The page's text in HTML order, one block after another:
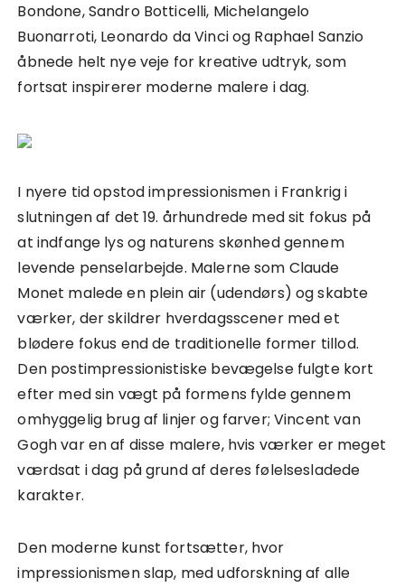
Bondone, Sandro Botticelli, Michelangelo
Buonarroti, Leonardo da Vinci og Raphael Sanzio
åbnede helt nye veje for kreative udtryk, som
fortsat inspirerer moderne malere i dag.
I nyere tid opstod impressionismen i Frankrig i
slutningen af det 19. århundrede med sit fokus på
at indfange lys og naturens skønhed gennem
levende penselarbejde. Malerne som Claude
Monet malede en plein air (udendørs) og skabte
værker, der skildrer hverdagsscener med et
blødere fokus end de traditionelle former tillod.
Den postimpressionistiske bevægelse fulgte kort
efter med sin vægt på formens fylde gennem
omhyggelig brug af linjer og farver; Vincent van
Gogh var en af disse malere, hvis værker er meget
værdsat i dag på grund af deres følelsesladede
karakter.
Den moderne kunst fortsætter, hvor
impressionismen slap, med udforskning af alle